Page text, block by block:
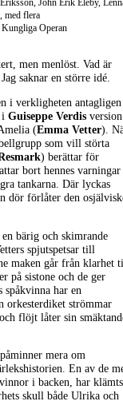
John Erik Eleby,
med flera
Kungliga Operan
men menlöst. Vad är
saknar en större idé.
i verkligheten antagligen
i Guiseppe Verdis version
(Emma Vetter).
som vill störta
) berättar för
bort hennes varningar
tankarna. Där lyckas
dör förlåter den
bärig och skimrande
spjutspetsar till
maken går från klarhet
på sistone och de ger
spåkvinna har en
orkesterdiket strömmar
flöjt låter sin
mera om
En av de
i backen, har klämts
skull både Ulrika och